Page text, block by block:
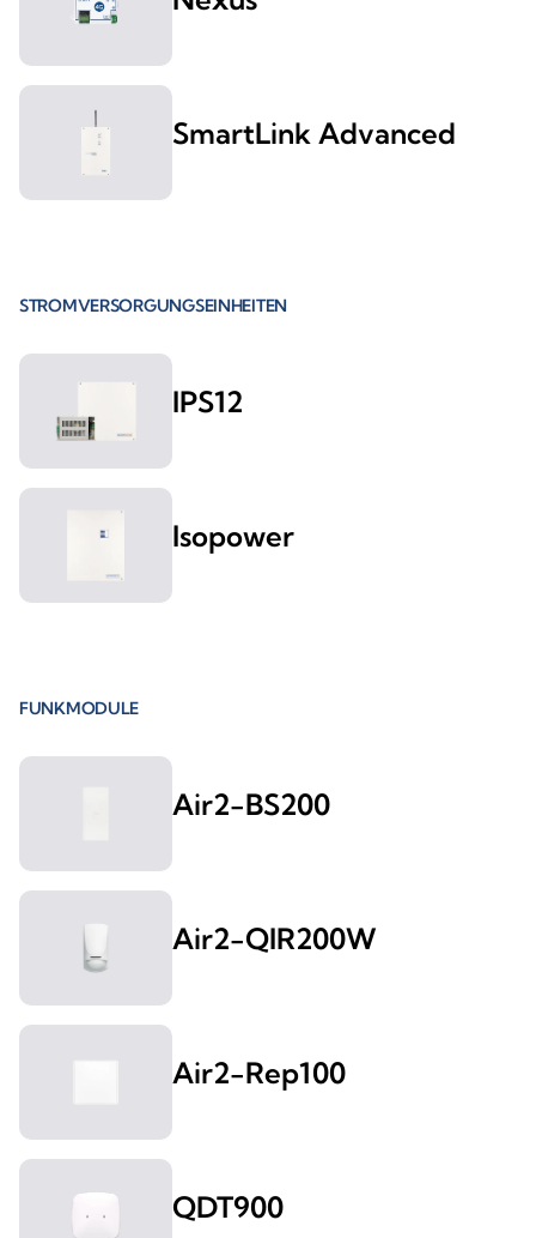
SmartLink Advanced
STROMVERSORGUNGSEINHEITEN
IPS12
Isopower
FUNKMODULE
Air2-BS200
Air2-QIR200W
Air2-Rep100
QDT900